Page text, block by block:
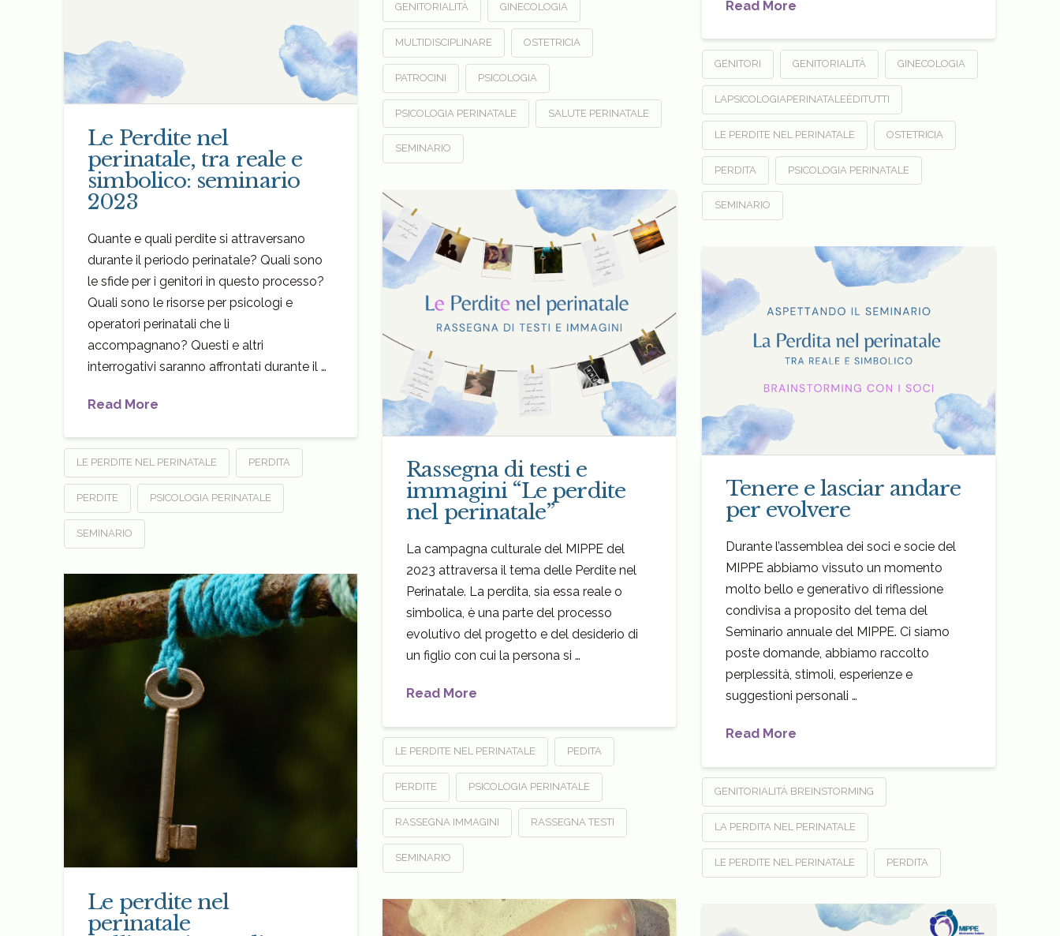
GENITORIALITÀ GINECOLOGIA
MULTIDISCIPLINARE OSTETRICIA
PATROCINI PSICOLOGIA
PSICOLOGIA PERINATALE SALUTE PERINATALE
SEMINARIO
Read More
GENITORI GENITORIALITÀ GINECOLOGIA
LAPSICOLOGIAPERINATALEÈDITUTTI
LE PERDITE NEL PERINATALE OSTETRICIA
PERDITA PSICOLOGIA PERINATALE
SEMINARIO
Le Perdite nel
perinatale, tra reale e
simbolico: seminario
2023
Quante e quali perdite si attraversano
durante il periodo perinatale? Quali sono
le sfide per i genitori in questo processo?
Quali sono le risorse per psicologi e
operatori perinatali che li
accompagnano? Questi e altri
interrogativi saranno affrontati durante il …
Read More
LE PERDITE NEL PERINATALE PERDITA
PERDITE PSICOLOGIA PERINATALE
SEMINARIO
Rassegna di testi e
immagini “Le perdite
nel perinatale”
La campagna culturale del MIPPE del
2023 attraversa il tema delle Perdite nel
Perinatale. La perdita, sia essa reale o
simbolica, è una parte del processo
evolutivo del progetto e del desiderio di
un figlio con cui la persona si …
Read More
LE PERDITE NEL PERINATALE PEDITA
PERDITE PSICOLOGIA PERINATALE
RASSEGNA IMMAGINI RASSEGNA TESTI
SEMINARIO
Tenere e lasciar andare
per evolvere
Durante l’assemblea dei soci e socie del
MIPPE abbiamo vissuto un momento
molto bello e generativo di riflessione
condivisa a proposito del tema del
Seminario annuale del MIPPE. Ci siamo
poste domande, abbiamo raccolto
perplessità, stimoli, esperienze e
suggestioni personali …
Read More
GENITORIALITÀ BREINSTORMING
LA PERDITA NEL PERINATALE
LE PERDITE NEL PERINATALE PERDITA
Le perdite nel
perinatale